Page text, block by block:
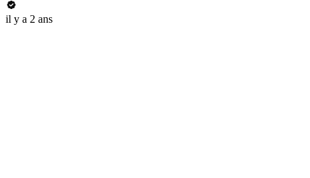
il y a 2 ans